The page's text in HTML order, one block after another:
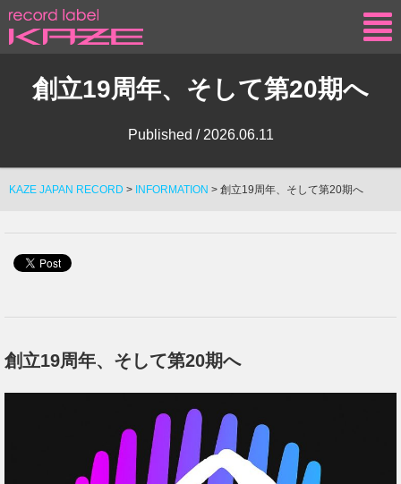
創立19周年、そして第20期へ
Published / 2026.06.11
KAZE JAPAN RECORD > INFORMATION > 創立19周年、そして第20期へ
創立19周年、そして第20期へ